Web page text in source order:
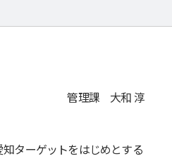
管理課 大和 淳
ターゲットをはじめとする